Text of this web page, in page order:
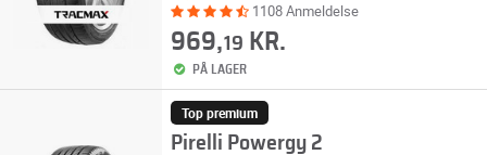
1108 Anmeldelse
969,19 KR.
PÅ LAGER
Top premium
Pirelli Powergy 2